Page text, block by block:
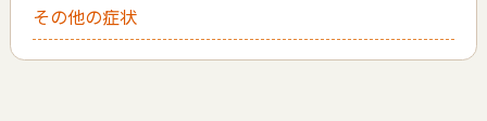
その他の症状